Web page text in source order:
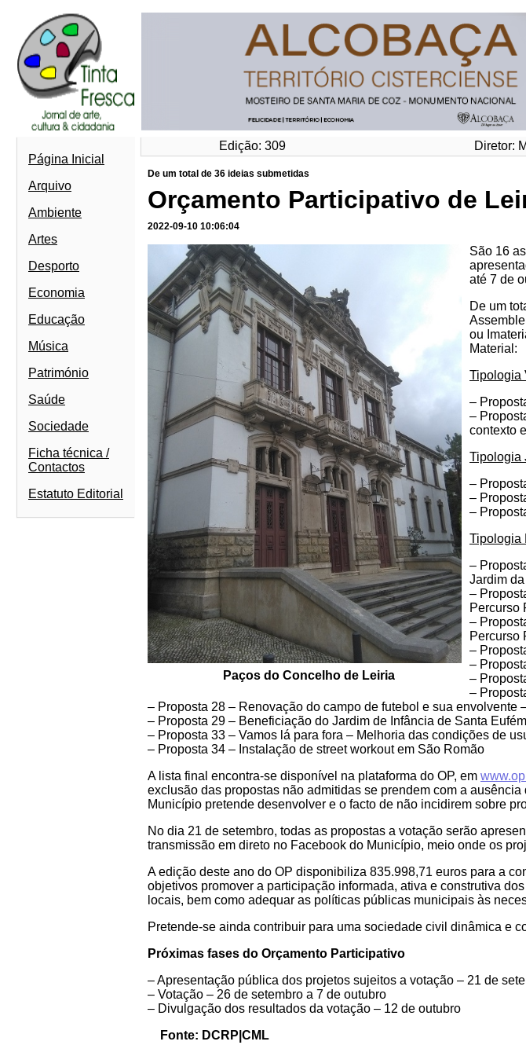
Edição: 309 Diretor:
Página Inicial
Arquivo
Ambiente
Artes
Desporto
Economia
Educação
Música
Património
Saúde
Sociedade
Ficha técnica /
Contactos
Estatuto Editorial
De um total de 36 ideias submetidas
Orçamento Participativo de
2022-09-10 10:06:04
Paços do Concelho de Leiria
São 16
até 7 de
De um
ou
Material:
Tipologia
–
–
contexto
Tipologia
–
–
–
Tipologia
–
Jardim da
–
Percurso
–
Percurso
–
–
–
–
– Proposta 28 – Renovação do campo de futebol e sua envolvente
– Proposta 29 – Beneficiação do Jardim de Infância de Santa
– Proposta 33 – Vamos lá para fora – Melhoria das condições de
– Proposta 34 – Instalação de street workout em São Romão
A lista final encontra-se disponível na plataforma do OP, em
exclusão das propostas não admitidas se prendem com a
Município pretende desenvolver e o facto de não incidirem sobre
No dia 21 de setembro, todas as propostas a votação serão
transmissão em direto no Facebook do Município, meio onde os
A edição deste ano do OP disponibiliza 835.998,71 euros para a
objetivos promover a participação informada, ativa e construtiva
locais, bem como adequar as políticas públicas municipais às
Pretende-se ainda contribuir para uma sociedade civil dinâmica e
Próximas fases do Orçamento Participativo
– Apresentação pública dos projetos sujeitos a votação – 21 de
– Votação – 26 de setembro a 7 de outubro
– Divulgação dos resultados da votação – 12 de outubro
Fonte: DCRP|CML